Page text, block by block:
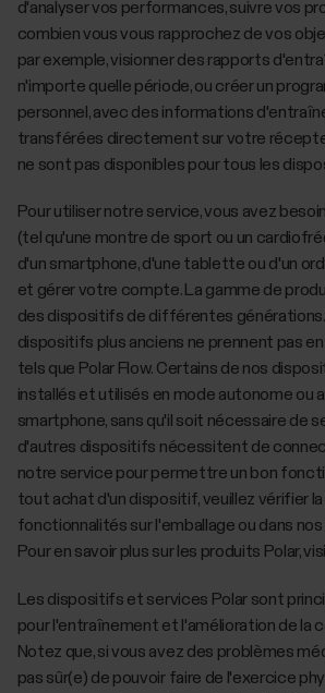
d'analyser vos performances, suivre vos
combien vous vous rapprochez de vos
par exemple, visionner des rapports
n'importe quelle période, ou créer un
personnel, avec des informations
transférées directement sur votre
ne sont pas disponibles pour tous les
Pour utiliser notre service, vous avez
(tel qu'une montre de sport ou un
d'un smartphone, d'une tablette ou d'un
et gérer votre compte. La gamme de
des dispositifs de différentes
dispositifs plus anciens ne prennent pas
tels que Polar Flow. Certains de nos
installés et utilisés en mode autonome ou
smartphone, sans qu'il soit nécessaire de
d'autres dispositifs nécessitent de
notre service pour permettre un bon
tout achat d'un dispositif, veuillez vérifier
fonctionnalités sur l'emballage ou dans
Pour en savoir plus sur les produits Polar,
Les dispositifs et services Polar sont
pour l'entraînement et l'amélioration de la
Notez que, si vous avez des problèmes
pas sûr(e) de pouvoir faire de l'exercice